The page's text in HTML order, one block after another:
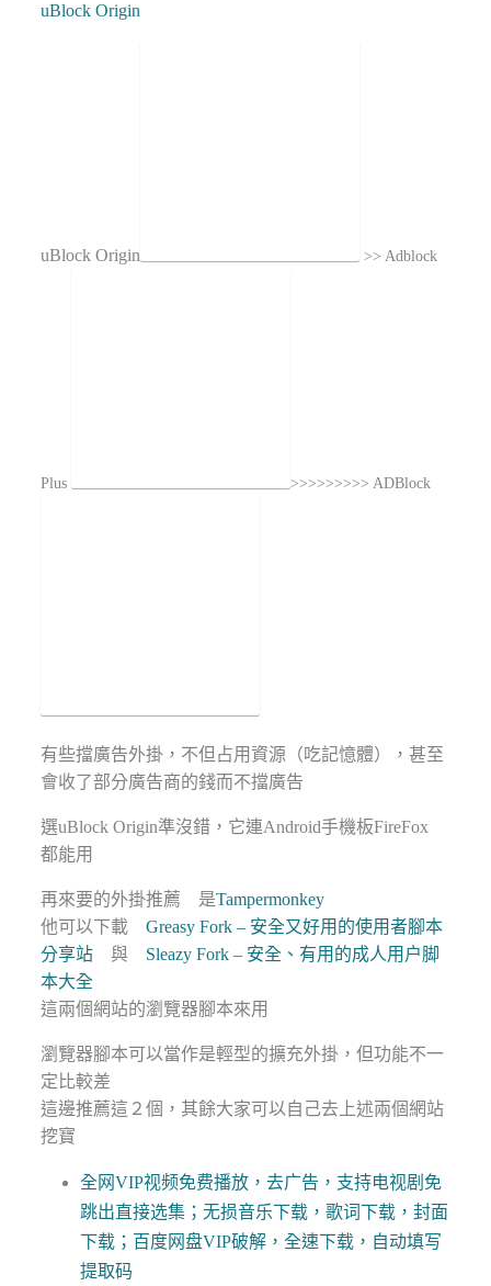
uBlock Origin
uBlock Origin >> Adblock
Plus >>>>>>>>> ADBlock
有些擋廣告外掛，不但占用資源（吃記憶體），甚至
會收了部分廣告商的錢而不擋廣告
選uBlock Origin準沒錯，它連Android手機板FireFox
都能用
再來要的外掛推薦 是Tampermonkey
他可以下載Greasy Fork – 安全又好用的使用者腳本
分享站 與 Sleazy Fork – 安全、有用的成人用户脚
本大全
這兩個網站的瀏覽器腳本來用
瀏覽器腳本可以當作是輕型的擴充外掛，但功能不一
定比較差
這邊推薦這２個，其餘大家可以自己去上述兩個網站
挖寶
全网VIP视频免费播放，去广告，支持电视剧免
跳出直接选集；无损音乐下载，歌词下载，封面
下载；百度网盘VIP破解，全速下载，自动填写
提取码